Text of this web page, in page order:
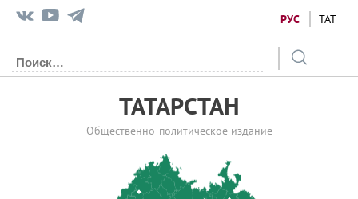
РУС ТАТ
ТАТАРСТАН
Общественно-политическое издание